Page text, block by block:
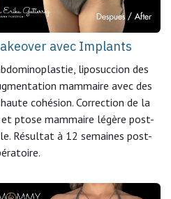
avec Implants
liposuccion des
mammaire avec des
cohésion. Correction de la
ptose mammaire légère post-
Résultat à 12 semaines post-